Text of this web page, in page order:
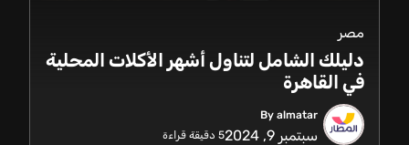
مصر
دليلك الشامل لتناول أشهر الأكلات المحلية
في القاهرة
By almatar
سبتمبر 9, 2024 5 دقيقة قراءة